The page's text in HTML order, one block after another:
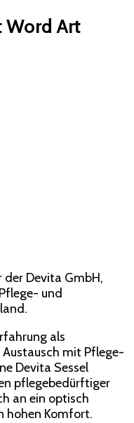
Word Art
der Devita GmbH,
und
als
mit Pflege-
Devita Sessel
pflegebedürftiger
an ein optisch
hohen Komfort.